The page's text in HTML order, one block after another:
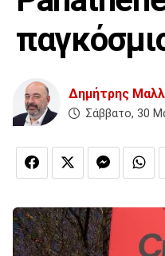
Δημήτρης
Σάββατο, 30